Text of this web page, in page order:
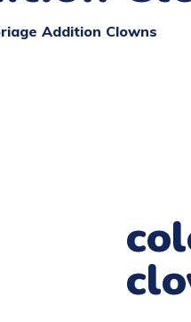
Addition Clowns